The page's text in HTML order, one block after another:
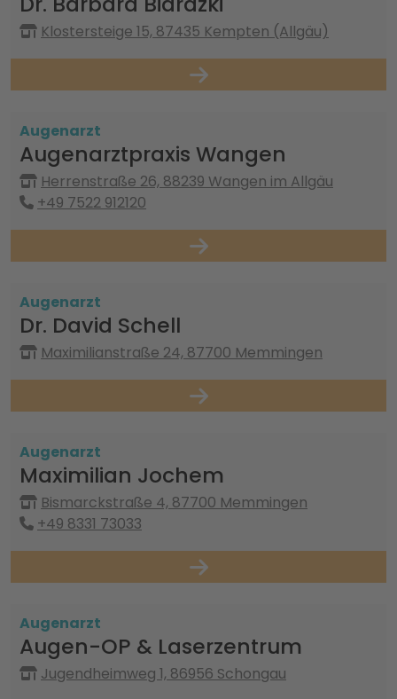
Klostersteige 15, 87435 Kempten (Allgäu)
Augenarzt
Augenarztpraxis Wangen
Herrenstraße 26, 88239 Wangen im Allgäu
+49 7522 912120
Augenarzt
Dr. David Schell
Maximilianstraße 24, 87700 Memmingen
Augenarzt
Maximilian Jochem
Bismarckstraße 4, 87700 Memmingen
+49 8331 73033
Augenarzt
Augen-OP & Laserzentrum
Jugendheimweg 1, 86956 Schongau